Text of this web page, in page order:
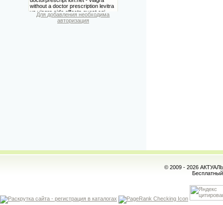
Для добавления необходима
авторизация
© 2009 - 2026